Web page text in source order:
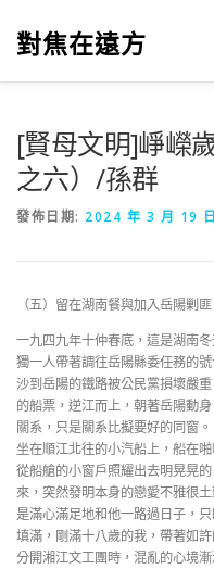
對焦在遠方
[賢母文明]崢嶸
之六）/孫群
發佈日期: 2024 年 3 月 19 日
（五）留在湖南餐與加入岳陽剿匪
一九四九年十仲春底，這是湖南
獨一人帶著調往岳陽縣委任務的
沙到岳陽的鐵路被公民黨損壞嚴
的船票，逆江而上，朝著岳陽動
關系，只是關系比擬要好的同窗。
坐在順江北往的小汽船上，船在
從船艙的小窗戶照耀出去明晃晃
來，突然發明本身的戀愛不雅很
是滿心滿足地和他一路過日子，
填滿，剛滿十八歲的我，帶著如
分開湘江文工團時，混亂的心境